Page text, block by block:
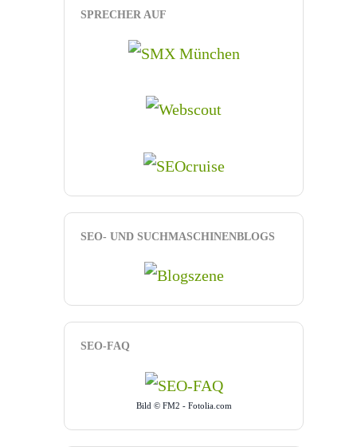
SPRECHER AUF
SEO- UND SUCHMASCHINENBLOGS
SEO-FAQ
Bild © FM2 - Fotolia.com